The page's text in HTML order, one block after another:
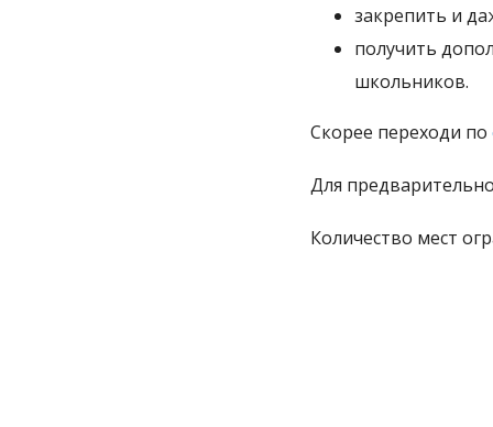
закрепить и
получить
школьников.
Скорее переходи по
Для
Количество мест